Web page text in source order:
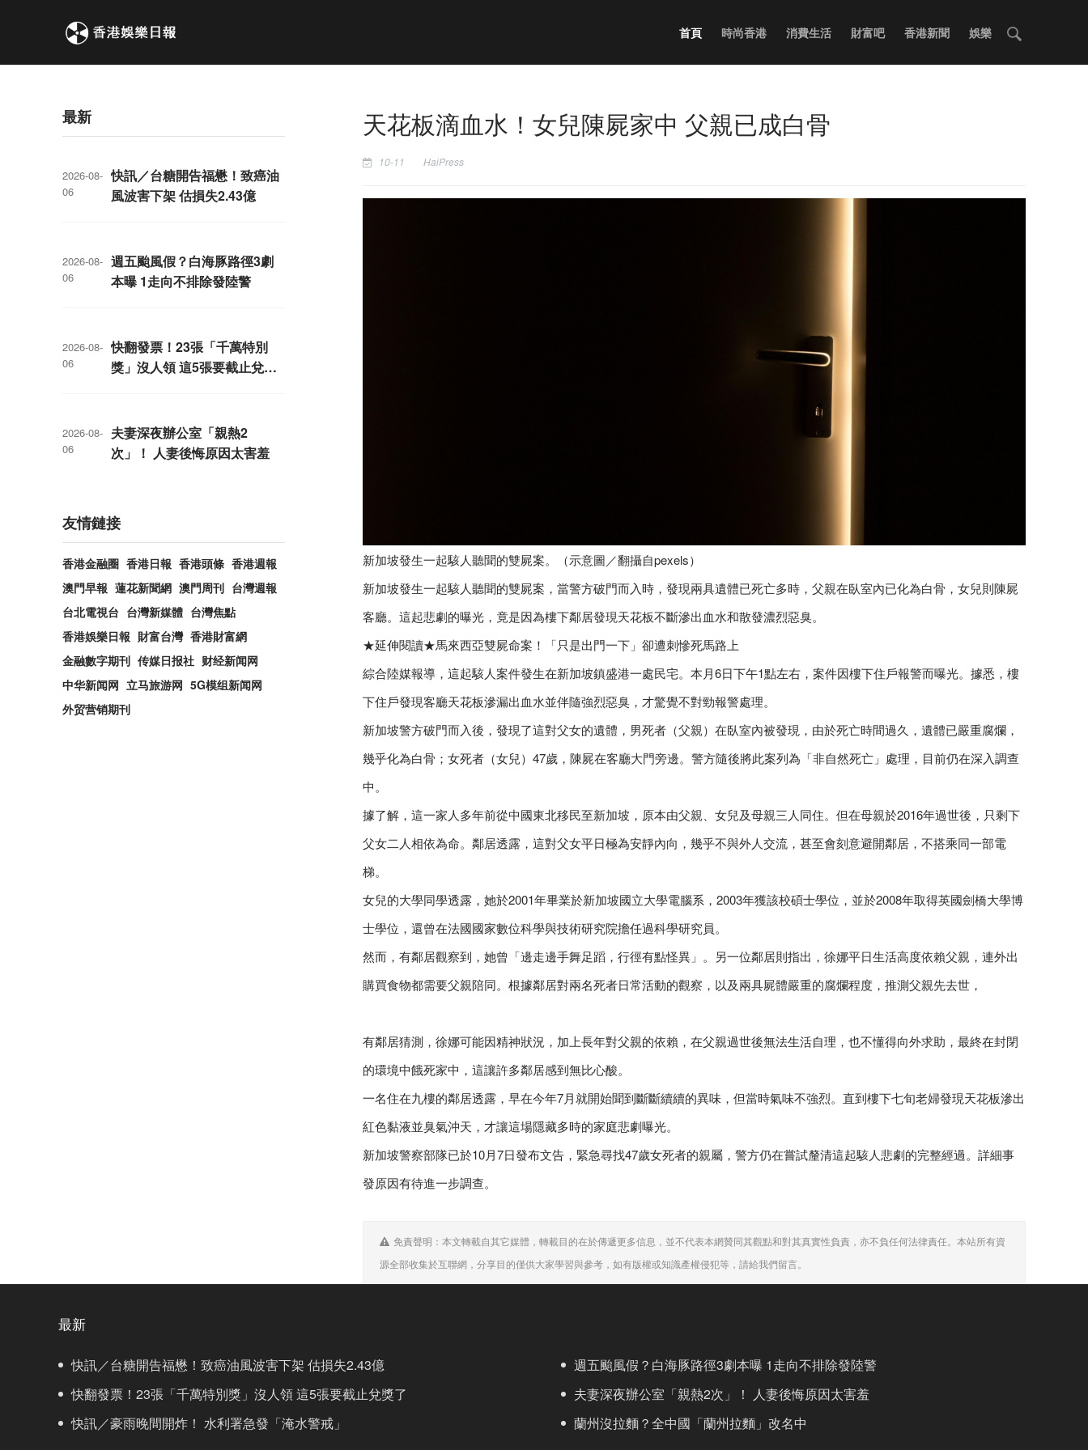
首頁 時尚香港 消費生活 財富吧 香港新聞 娛樂
最新
2026-08-
06
快訊／台糖開告福懋！致癌油
風波害下架 估損失2.43億
2026-08-
06
週五颱風假？白海豚路徑3劇
本曝 1走向不排除發陸警
2026-08-
06
快翻發票！23張「千萬特別
獎」沒人領 這5張要截止兌獎
2026-08-
06
夫妻深夜辦公室「親熱2
次」！ 人妻後悔原因太害羞
友情鏈接
香港金融圈 香港日報 香港頭條 香港週報
澳門早報 蓮花新聞網 澳門周刊 台灣週報
台北電視台 台灣新媒體 台灣焦點
香港娛樂日報 財富台灣 香港財富網
金融數字期刊 传媒日报社 财经新闻网
中华新闻网 立马旅游网 5G模组新闻网
外贸营销期刊
天花板滴血水！女兒陳屍家中 父親已成白骨
10-11 HaiPress
新加坡發生一起駭人聽聞的雙屍案。（示意圖／翻攝自pexels）
新加坡發生一起駭人聽聞的雙屍案，當警方破門而入時，發現兩具遺體已死亡多時，父親在臥室內已化為白骨，女兒則陳屍
客廳。這起悲劇的曝光，竟是因為樓下鄰居發現天花板不斷滲出血水和散發濃烈惡臭。
★延伸閱讀★馬來西亞雙屍命案！「只是出門一下」卻遭刺慘死馬路上
綜合陸媒報導，這起駭人案件發生在新加坡鎮盛港一處民宅。本月6日下午1點左右，案件因樓下住戶報警而曝光。據悉，樓
下住戶發現客廳天花板滲漏出血水並伴隨強烈惡臭，才驚覺不對勁報警處理。
新加坡警方破門而入後，發現了這對父女的遺體，男死者（父親）在臥室內被發現，由於死亡時間過久，遺體已嚴重腐爛，
幾乎化為白骨；女死者（女兒）47歲，陳屍在客廳大門旁邊。警方隨後將此案列為「非自然死亡」處理，目前仍在深入調查
中。
據了解，這一家人多年前從中國東北移民至新加坡，原本由父親、女兒及母親三人同住。但在母親於2016年過世後，只剩下
父女二人相依為命。鄰居透露，這對父女平日極為安靜內向，幾乎不與外人交流，甚至會刻意避開鄰居，不搭乘同一部電
梯。
女兒的大學同學透露，她於2001年畢業於新加坡國立大學電腦系，2003年獲該校碩士學位，並於2008年取得英國劍橋大學博
士學位，還曾在法國國家數位科學與技術研究院擔任過科學研究員。
然而，有鄰居觀察到，她曾「邊走邊手舞足蹈，行徑有點怪異」。另一位鄰居則指出，徐娜平日生活高度依賴父親，連外出
購買食物都需要父親陪同。根據鄰居對兩名死者日常活動的觀察，以及兩具屍體嚴重的腐爛程度，推測父親先去世，
有鄰居猜測，徐娜可能因精神狀況，加上長年對父親的依賴，在父親過世後無法生活自理，也不懂得向外求助，最終在封閉
的環境中餓死家中，這讓許多鄰居感到無比心酸。
一名住在九樓的鄰居透露，早在今年7月就開始聞到斷斷續續的異味，但當時氣味不強烈。直到樓下七旬老婦發現天花板滲出
紅色黏液並臭氣沖天，才讓這場隱藏多時的家庭悲劇曝光。
新加坡警察部隊已於10月7日發布文告，緊急尋找47歲女死者的親屬，警方仍在嘗試釐清這起駭人悲劇的完整經過。詳細事
發原因有待進一步調查。
免責聲明：本文轉載自其它媒體，轉載目的在於傳遞更多信息，並不代表本網贊同其觀點和對其真實性負責，亦不負任何法律責任。本站所有資
源全部收集於互聯網，分享目的僅供大家學習與參考，如有版權或知識產權侵犯等，請給我們留言。
最新
快訊／台糖開告福懋！致癌油風波害下架 估損失2.43億
週五颱風假？白海豚路徑3劇本曝 1走向不排除發陸警
快翻發票！23張「千萬特別獎」沒人領 這5張要截止兌獎了
夫妻深夜辦公室「親熱2次」！ 人妻後悔原因太害羞
快訊／豪雨晚間開炸！ 水利署急發「淹水警戒」
蘭州沒拉麵？全中國「蘭州拉麵」改名中